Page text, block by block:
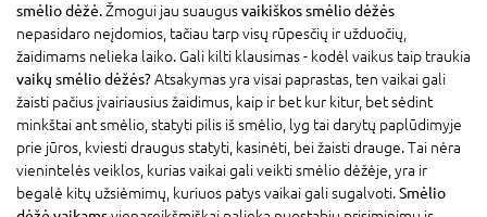
smėlio dėžė.Žmogui jau suaugusvaikiškos smėlio dėžės
nepasidaro neįdomios, tačiau tarp visų rūpesčių ir užduočių,
žaidimams nelieka laiko. Gali kilti klausimas - kodėl vaikus taip traukia
vaikų smėlio dėžės?Atsakymas yra visai paprastas, ten vaikai gali
žaisti pačius įvairiausius žaidimus, kaip ir bet kur kitur, bet sėdint
minkštai ant smėlio, statyti pilis iš smėlio, lyg tai darytų paplūdimyje
prie jūros, kviesti draugus statyti, kasinėti, bei žaisti drauge. Tai nėra
vienintelės veiklos, kurias vaikai gali veikti smėlio dėžėje, yra ir
begalė kitų užsiėmimų, kuriuos patys vaikai gali sugalvoti.Smėlio